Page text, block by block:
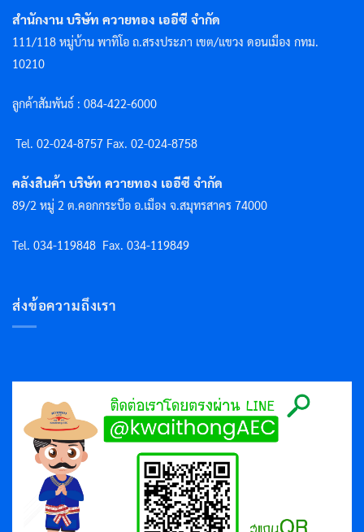
สำนักงาน บริษัท ควายทอง เออีซี จำกัด
111/118 หมู่บ้าน พาทิโอ ถ.สรงประภา เขต/แขวง ดอนเมือง กทม.
10210
ลูกค้าสัมพันธ์ : 084-422-6000
Tel. 02-024-8757 Fax. 02-024-8758
คลังสินค้า บริษัท ควายทอง เออีซี จำกัด
89/2 หมู่ 2 ต.คอกกระบือ อ.เมือง จ.สมุทรสาคร 74000
Tel. 034-119848 Fax. 034-119849
ส่งข้อความถึงเรา